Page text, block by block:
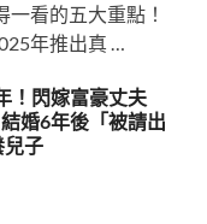
看的五大重點！
年推出真 …
！閃嫁富豪丈夫
婚6年後「被請出
兒子